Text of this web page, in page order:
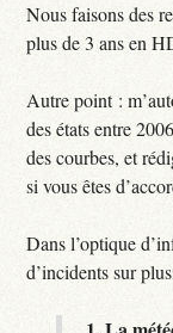
Nous faisons des
plus de 3 ans en
Autre point :
des états entre
des courbes, et
si vous êtes
Dans l’optique
d’incidents sur